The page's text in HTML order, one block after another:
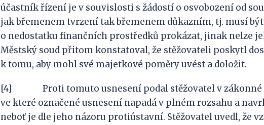
účastník řízení je v souvislosti s žádostí o osvobození od
jak břemenem tvrzení tak břemenem důkazním, tj. musí
o nedostatku finančních prostředků prokázat, jinak nelze
Městský soud přitom konstatoval, že stěžovateli poskytl
k tomu, aby mohl své majetkové poměry uvést a doložit.
[4] Proti tomuto usnesení podal stěžovatel v zákonné
ve které označené usnesení napadá v plném rozsahu a
neboť je dle jeho názoru protiústavní. Stěžovatel uvedl, že